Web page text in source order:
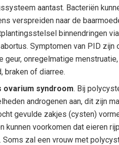
aantast. Bacteriën
verspreiden naar de
binnendringen
Symptomen van PID
geur, onregelmatige
braken of diarree.
ovarium syndroom. Bij
androgenen aan, dit zijn
gevulde zakjes (cysten)
kunnen voorkomen dat eieren
Soms zal een vrouw met